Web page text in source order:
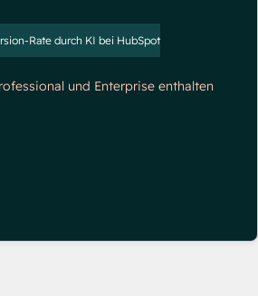
Rate durch KI bei HubSpot
und Enterprise enthalten